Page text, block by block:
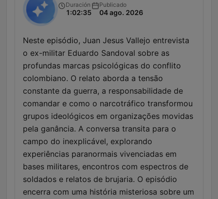
Duración
1:02:35
Publicado
04 ago. 2026
Neste episódio, Juan Jesus Vallejo entrevista
o ex-militar Eduardo Sandoval sobre as
profundas marcas psicológicas do conflito
colombiano. O relato aborda a tensão
constante da guerra, a responsabilidade de
comandar e como o narcotráfico transformou
grupos ideológicos em organizações movidas
pela ganância. A conversa transita para o
campo do inexplicável, explorando
experiências paranormais vivenciadas em
bases militares, encontros com espectros de
soldados e relatos de brujaria. O episódio
encerra com uma história misteriosa sobre um